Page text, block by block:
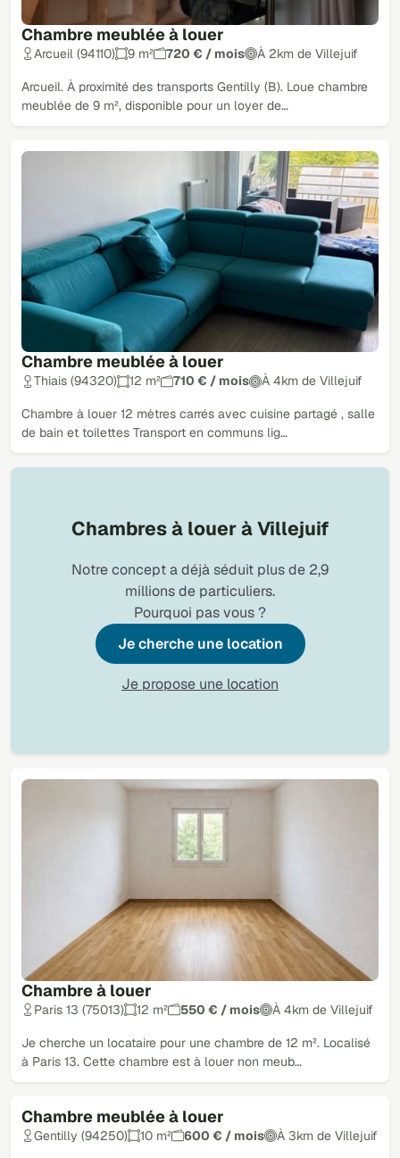
Chambre meublée à louer
Arcueil (94110) 9 m² 720 € / mois À 2km de Villejuif
Arcueil. À proximité des transports Gentilly (B). Loue chambre
meublée de 9 m², disponible pour un loyer de…
Chambre meublée à louer
Thiais (94320) 12 m² 710 € / mois À 4km de Villejuif
Chambre à louer 12 mètres carrés avec cuisine partagé , salle
de bain et toilettes Transport en communs lig…
Chambre à louer
Paris 13 (75013) 12 m² 550 € / mois À 4km de Villejuif
Je cherche un locataire pour une chambre de 12 m². Localisé
à Paris 13. Cette chambre est à louer non meub…
Chambre meublée à louer
Gentilly (94250) 10 m² 600 € / mois À 3km de Villejuif
Chambres à louer à Villejuif
Notre concept a déjà séduit plus de 2,9
millions de particuliers.
Pourquoi pas vous ?
Je cherche une location
Je propose une location